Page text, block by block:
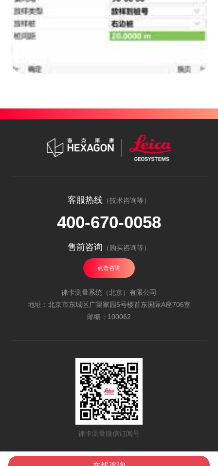
客服热线 （技术咨询等）
400-670-0058
售前咨询 （购买咨询等）
点击咨询
徕卡测量系统（北京）有限公司
地址：北京市东城区广渠家园5号楼首东国际A座706室
邮编：100062
徕卡测量微信订阅号
All Rights Reserved | 海克斯康中国 | 海克斯康集团